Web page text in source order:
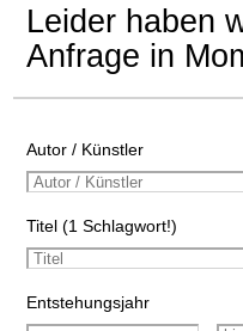
Leider haben
Anfrage in
Autor / Künstler
Titel (1 Schlagwort!)
Entstehungsjahr